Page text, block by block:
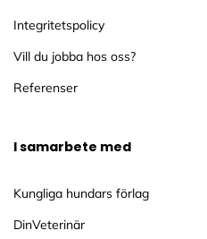
Integritetspolicy
Vill du jobba hos oss?
Referenser
I samarbete med
Kungliga hundars förlag
DinVeterinär